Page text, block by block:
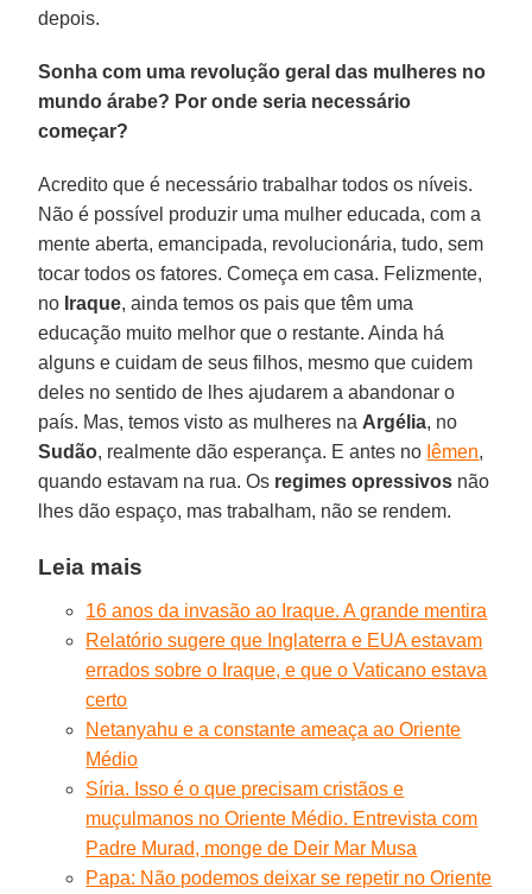
depois.
Sonha com uma revolução geral das mulheres no
mundo árabe? Por onde seria necessário
começar?
Acredito que é necessário trabalhar todos os níveis.
Não é possível produzir uma mulher educada, com a
mente aberta, emancipada, revolucionária, tudo, sem
tocar todos os fatores. Começa em casa. Felizmente,
no Iraque, ainda temos os pais que têm uma
educação muito melhor que o restante. Ainda há
alguns e cuidam de seus filhos, mesmo que cuidem
deles no sentido de lhes ajudarem a abandonar o
país. Mas, temos visto as mulheres na Argélia, no
Sudão, realmente dão esperança. E antes no Iêmen,
quando estavam na rua. Os regimes opressivos não
lhes dão espaço, mas trabalham, não se rendem.
Leia mais
16 anos da invasão ao Iraque. A grande mentira
Relatório sugere que Inglaterra e EUA estavam
errados sobre o Iraque, e que o Vaticano estava
certo
Netanyahu e a constante ameaça ao Oriente
Médio
Síria. Isso é o que precisam cristãos e
muçulmanos no Oriente Médio. Entrevista com
Padre Murad, monge de Deir Mar Musa
Papa: Não podemos deixar se repetir no Oriente